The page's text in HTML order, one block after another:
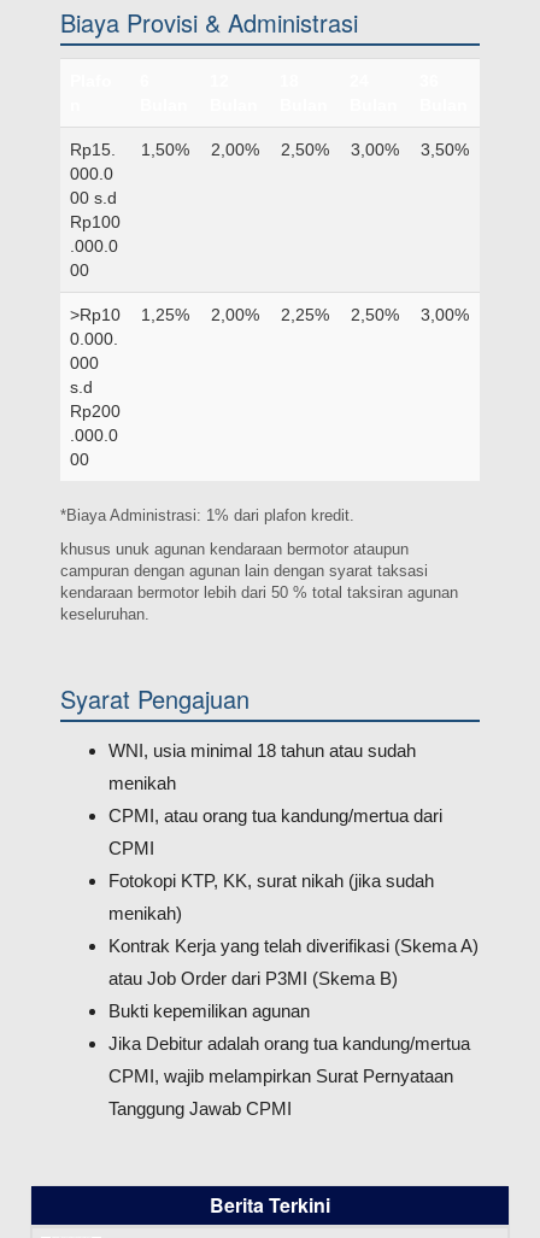
Biaya Provisi & Administrasi
Rp15.
000.0
00 s.d
Rp100
.000.0
00
1,50% 2,00% 2,50% 3,00% 3,50%
>Rp10
0.000.
000
s.d
Rp200
.000.0
00
1,25% 2,00% 2,25% 2,50% 3,00%
*Biaya Administrasi: 1% dari plafon kredit.
khusus unuk agunan kendaraan bermotor ataupun
campuran dengan agunan lain dengan syarat taksasi
kendaraan bermotor lebih dari 50 % total taksiran agunan
keseluruhan.
Syarat Pengajuan
WNI, usia minimal 18 tahun atau sudah
menikah
CPMI, atau orang tua kandung/mertua dari
CPMI
Fotokopi KTP, KK, surat nikah (jika sudah
menikah)
Kontrak Kerja yang telah diverifikasi (Skema A)
atau Job Order dari P3MI (Skema B)
Bukti kepemilikan agunan
Jika Debitur adalah orang tua kandung/mertua
CPMI, wajib melampirkan Surat Pernyataan
Tanggung Jawab CPMI
Berita Terkini